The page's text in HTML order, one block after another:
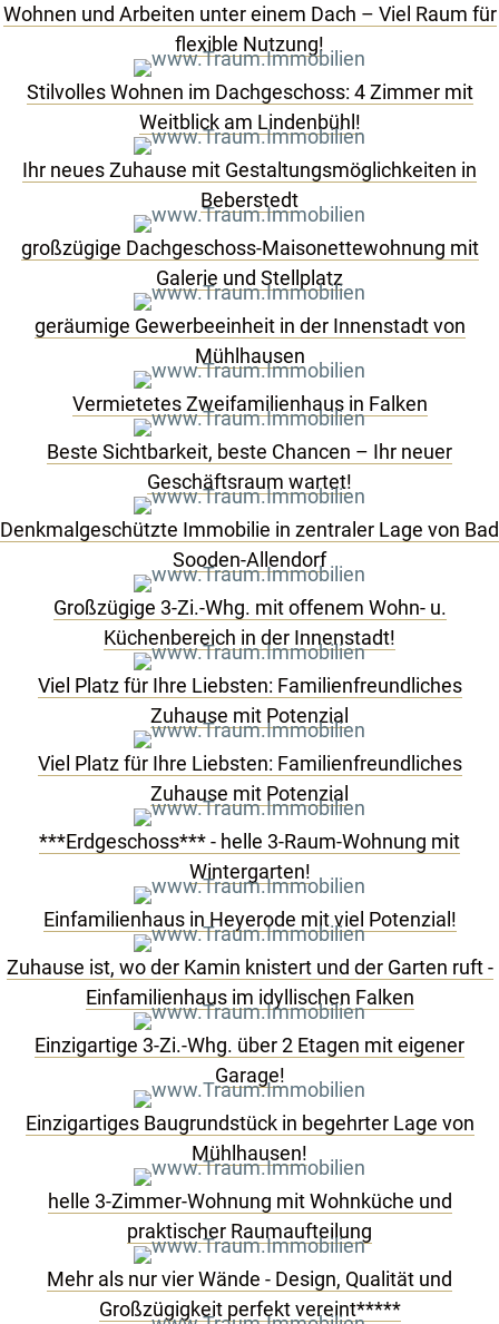
Wohnen und Arbeiten unter einem Dach – Viel Raum für
flexible Nutzung!
Stilvolles Wohnen im Dachgeschoss: 4 Zimmer mit
Weitblick am Lindenbühl!
Ihr neues Zuhause mit Gestaltungsmöglichkeiten in
Beberstedt
großzügige Dachgeschoss-Maisonettewohnung mit
Galerie und Stellplatz
geräumige Gewerbeeinheit in der Innenstadt von
Mühlhausen
Vermietetes Zweifamilienhaus in Falken
Beste Sichtbarkeit, beste Chancen – Ihr neuer
Geschäftsraum wartet!
Denkmalgeschützte Immobilie in zentraler Lage von Bad
Sooden-Allendorf
Großzügige 3-Zi.-Whg. mit offenem Wohn- u.
Küchenbereich in der Innenstadt!
Viel Platz für Ihre Liebsten: Familienfreundliches
Zuhause mit Potenzial
Viel Platz für Ihre Liebsten: Familienfreundliches
Zuhause mit Potenzial
***Erdgeschoss*** - helle 3-Raum-Wohnung mit
Wintergarten!
Einfamilienhaus in Heyerode mit viel Potenzial!
Zuhause ist, wo der Kamin knistert und der Garten ruft -
Einfamilienhaus im idyllischen Falken
Einzigartige 3-Zi.-Whg. über 2 Etagen mit eigener
Garage!
Einzigartiges Baugrundstück in begehrter Lage von
Mühlhausen!
helle 3-Zimmer-Wohnung mit Wohnküche und
praktischer Raumaufteilung
Mehr als nur vier Wände - Design, Qualität und
Großzügigkeit perfekt vereint*****